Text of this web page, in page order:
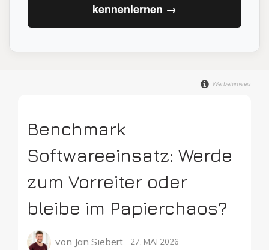
kennenlernen →
Werbehinweis
Benchmark
Softwareeinsatz: Werde
zum Vorreiter oder
bleibe im Papierchaos?
von Jan Siebert 27. MAI 2026